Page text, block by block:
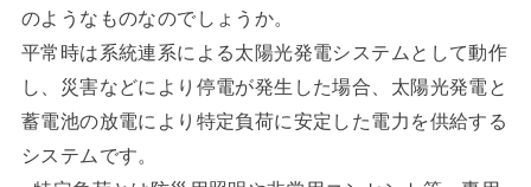
のようなものなのでしょうか。
平常時は系統連系による太陽光発電システムとして動作
し、災害などにより停電が発生した場合、太陽光発電と
蓄電池の放電により特定負荷に安定した電力を供給する
システムです。